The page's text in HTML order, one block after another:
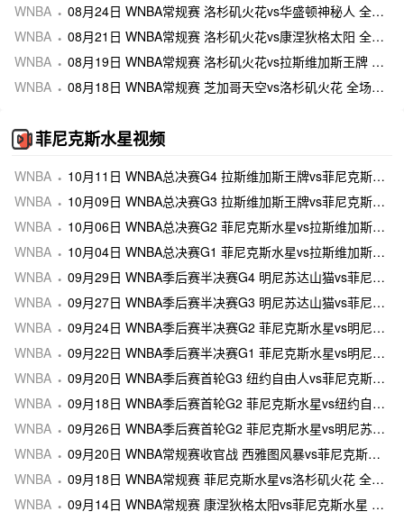
WNBA
08月24日 WNBA常规赛 洛杉矶火花vs华盛顿神秘人 全场录像及集锦
WNBA
08月21日 WNBA常规赛 洛杉矶火花vs康涅狄格太阳 全场录像及集锦
WNBA
08月19日 WNBA常规赛 洛杉矶火花vs拉斯维加斯王牌 全场录像及集锦
WNBA
08月18日 WNBA常规赛 芝加哥天空vs洛杉矶火花 全场录像及集锦
菲尼克斯水星视频
WNBA
10月11日 WNBA总决赛G4 拉斯维加斯王牌vs菲尼克斯水星 全场录像及集锦
WNBA
10月09日 WNBA总决赛G3 拉斯维加斯王牌vs菲尼克斯水星 全场录像及集锦
WNBA
10月06日 WNBA总决赛G2 菲尼克斯水星vs拉斯维加斯王牌 全场录像及集锦
WNBA
10月04日 WNBA总决赛G1 菲尼克斯水星vs拉斯维加斯王牌 全场录像及集锦
WNBA
09月29日 WNBA季后赛半决赛G4 明尼苏达山猫vs菲尼克斯水星 全场录像及集锦
WNBA
09月27日 WNBA季后赛半决赛G3 明尼苏达山猫vs菲尼克斯水星 全场录像及集锦
WNBA
09月24日 WNBA季后赛半决赛G2 菲尼克斯水星vs明尼苏达山猫 全场录像及集锦
WNBA
09月22日 WNBA季后赛半决赛G1 菲尼克斯水星vs明尼苏达山猫 全场录像及集锦
WNBA
09月20日 WNBA季后赛首轮G3 纽约自由人vs菲尼克斯水星 全场录像及集锦
WNBA
09月18日 WNBA季后赛首轮G2 菲尼克斯水星vs纽约自由人 全场录像及集锦
WNBA
09月26日 WNBA季后赛首轮G2 菲尼克斯水星vs明尼苏达山猫 全场录像及集锦
WNBA
09月20日 WNBA常规赛收官战 西雅图风暴vs菲尼克斯水星 全场录像及集锦
WNBA
09月18日 WNBA常规赛 菲尼克斯水星vs洛杉矶火花 全场录像及集锦
WNBA
09月14日 WNBA常规赛 康涅狄格太阳vs菲尼克斯水星 全场录像及集锦